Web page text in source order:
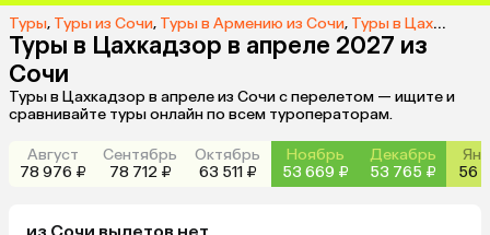
Туры, Туры из Сочи, Туры в Армению из Сочи, Туры в Цахкадзор из Сочи
Туры в Цахкадзор в апреле 2027 из
Сочи
Туры в Цахкадзор в апреле из Сочи с перелетом — ищите и
сравнивайте туры онлайн по всем туроператорам.
Август
78 976 ₽
Сентябрь
78 712 ₽
Октябрь
63 511 ₽
Ноябрь
53 669 ₽
Декабрь
53 765 ₽
56